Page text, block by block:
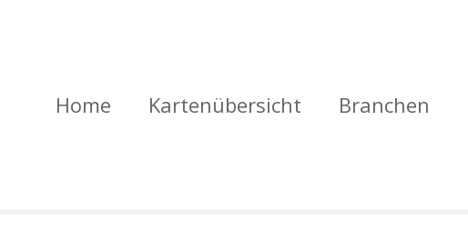
Home Kartenübersicht Branchen